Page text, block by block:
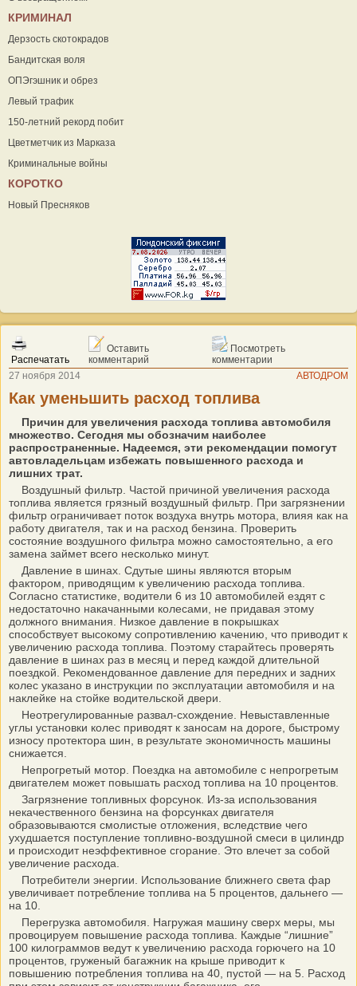
КРИМИНАЛ
Дерзость скотокрадов
Бандитская воля
ОПЭгэшник и обрез
Левый трафик
150-летний рекорд побит
Цветметчик из Марказа
Криминальные войны
КОРОТКО
Новый Пресняков
Распечатать
Оставить
комментарий
Посмотреть
комментарии
27 ноября 2014
АВТОДРОМ
Как уменьшить расход топлива
Причин для увеличения расхода топлива автомобиля
множество. Сегодня мы обозначим наиболее
распространенные. Надеемся, эти рекомендации помогут
автовладельцам избежать повышенного расхода и
лишних трат.
Воздушный фильтр. Частой причиной увеличения расхода
топлива является грязный воздушный фильтр. При загрязнении
фильтр ограничивает поток воздуха внутрь мотора, влияя как на
работу двигателя, так и на расход бензина. Проверить
состояние воздушного фильтра можно самостоятельно, а его
замена займет всего несколько минут.
Давление в шинах. Сдутые шины являются вторым
фактором, приводящим к увеличению расхода топлива.
Согласно статистике, водители 6 из 10 автомобилей ездят с
недостаточно накачанными колесами, не придавая этому
должного внимания. Низкое давление в покрышках
способствует высокому сопротивлению качению, что приводит к
увеличению расхода топлива. Поэтому старайтесь проверять
давление в шинах раз в месяц и перед каждой длительной
поездкой. Рекомендованное давление для передних и задних
колес указано в инструкции по эксплуатации автомобиля и на
наклейке на стойке водительской двери.
Неотрегулированные развал-схождение. Невыставленные
углы установки колес приводят к заносам на дороге, быстрому
износу протектора шин, в результате экономичность машины
снижается.
Непрогретый мотор. Поездка на автомобиле с непрогретым
двигателем может повышать расход топлива на 10 процентов.
Загрязнение топливных форсунок. Из-за использования
некачественного бензина на форсунках двигателя
образовываются смолистые отложения, вследствие чего
ухудшается поступление топливно-воздушной смеси в цилиндр
и происходит неэффективное сгорание. Это влечет за собой
увеличение расхода.
Потребители энергии. Использование ближнего света фар
увеличивает потребление топлива на 5 процентов, дальнего —
на 10.
Перегрузка автомобиля. Нагружая машину сверх меры, мы
провоцируем повышение расхода топлива. Каждые “лишние”
100 килограммов ведут к увеличению расхода горючего на 10
процентов, груженый багажник на крыше приводит к
повышению потребления топлива на 40, пустой — на 5. Расход